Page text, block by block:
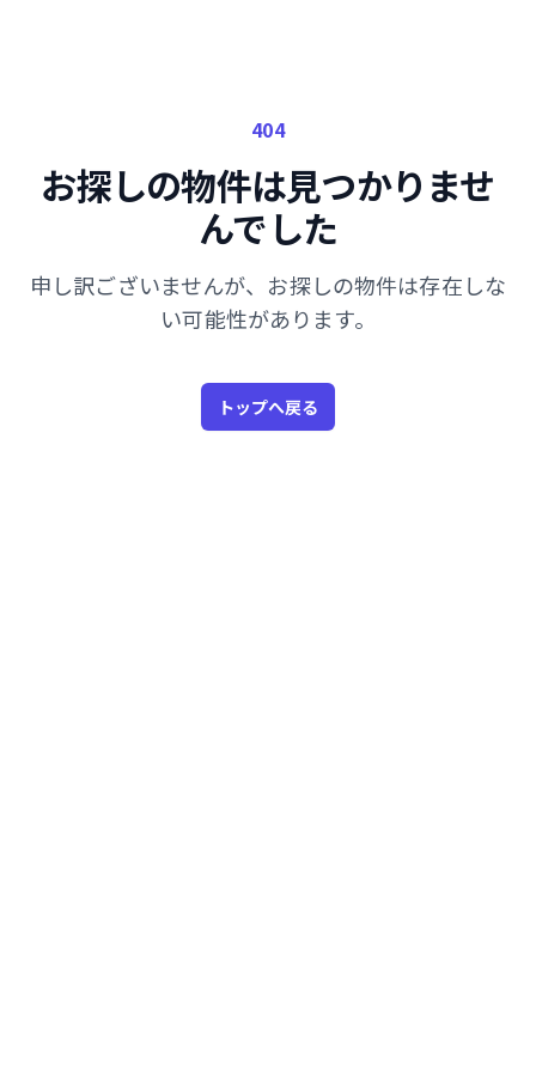
404
お探しの物件は見つかりませ
んでした
申し訳ございませんが、お探しの物件は存在しな
い可能性があります。
トップへ戻る